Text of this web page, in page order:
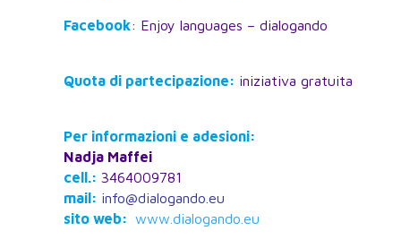
Facebook: Enjoy languages – dialogando
Quota di partecipazione: iniziativa gratuita
Per informazioni e adesioni:
Nadja Maffei
cell.: 3464009781
mail: info@dialogando.eu
sito web: www.dialogando.eu